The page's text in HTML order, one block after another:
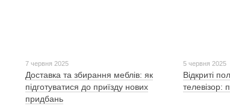
7 червня 2025
Доставка та збирання меблів: як
підготуватися до приїзду нових
придбань
5 червня 2025
Відкриті
телевізор: